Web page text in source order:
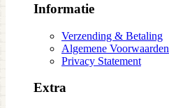
Informatie
Verzending & Betaling
Algemene Voorwaarden
Privacy Statement
Extra